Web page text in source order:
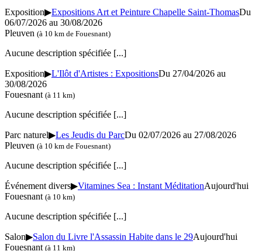
Exposition▶Expositions Art et Peinture Chapelle Saint-ThomasDu
06/07/2026 au 30/08/2026
Pleuven (à 10 km de Fouesnant)
Aucune description spécifiée [...]
Exposition▶L'Ilôt d'Artistes : ExpositionsDu 27/04/2026 au
30/08/2026
Fouesnant (à 11 km)
Aucune description spécifiée [...]
Parc naturel▶Les Jeudis du ParcDu 02/07/2026 au 27/08/2026
Pleuven (à 10 km de Fouesnant)
Aucune description spécifiée [...]
Événement divers▶Vitamines Sea : Instant MéditationAujourd'hui
Fouesnant (à 10 km)
Aucune description spécifiée [...]
Salon▶Salon du Livre l'Assassin Habite dans le 29Aujourd'hui
Fouesnant (à 11 km)